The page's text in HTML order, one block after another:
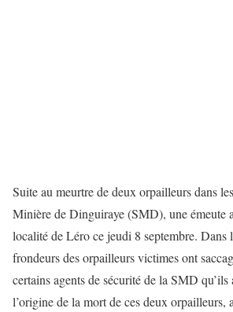
Suite au meurtre de deux orpailleurs dans
Minière de Dinguiraye (SMD), une émeute
localité de Léro ce jeudi 8 septembre. Dans
frondeurs des orpailleurs victimes ont
certains agents de sécurité de la SMD qu’ils
l’origine de la mort de ces deux orpailleurs,